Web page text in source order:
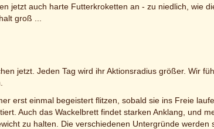
jetzt auch harte Futterkroketten an - zu niedlich, wie
groß ...
jetzt. Jeden Tag wird ihr Aktionsradius größer. Wir
erst einmal begeistert flitzen, sobald sie ins Freie
Auch das Wackelbrett findet starken Anklang, und
zu halten. Die verschiedenen Untergründe werden